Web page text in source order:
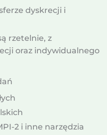
dyskrecji i
rzetelnie, z
oraz indywidualnego
2 i inne narzędzia